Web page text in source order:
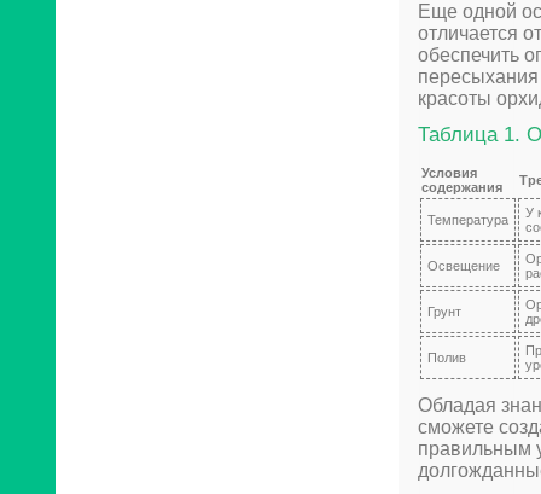
Еще одной
отличается
обеспечить
красоты
Таблица 1.
Условия
содержания
Температура
У
Освещение
Грунт
Полив
Обладая
сможете
правильным